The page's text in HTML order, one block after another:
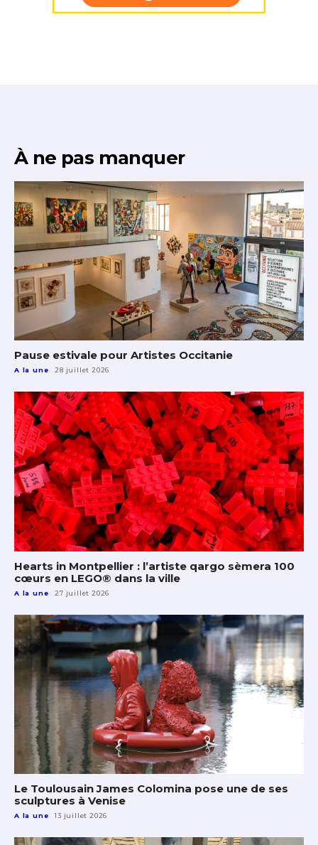
À ne pas manquer
Pause estivale pour Artistes Occitanie
A la une 28 juillet 2026
Hearts in Montpellier : l’artiste qargo sèmera 100
cœurs en LEGO® dans la ville
A la une 27 juillet 2026
Le Toulousain James Colomina pose une de ses
sculptures à Venise
A la une 13 juillet 2026